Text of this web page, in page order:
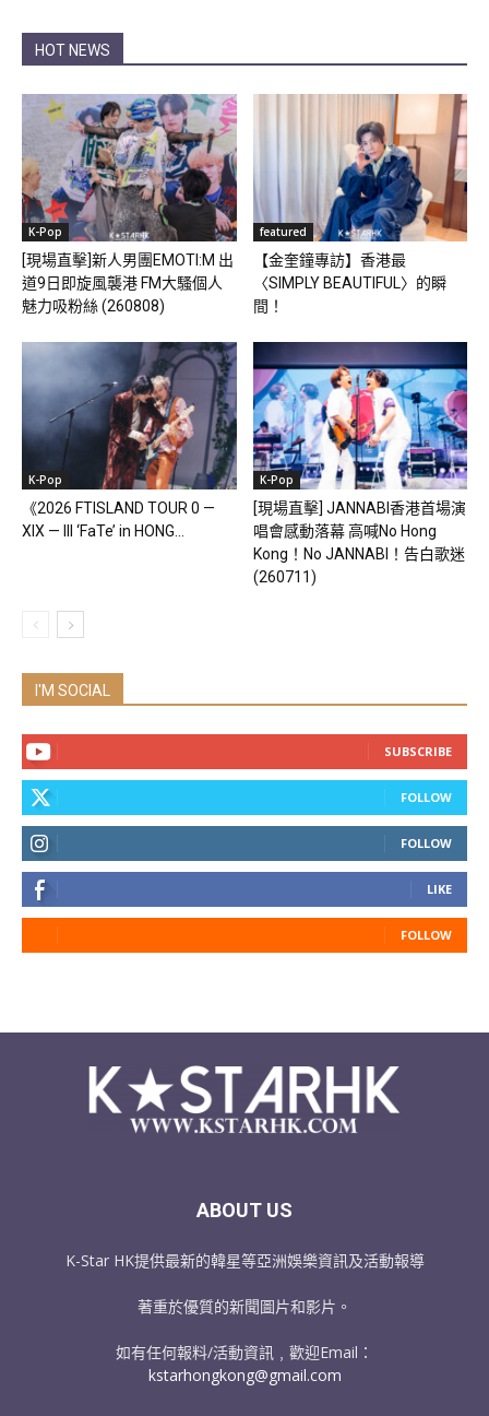
HOT NEWS
K-Pop
[現場直擊]新人男團EMOTI:M 出
道9日即旋風襲港 FM大騷個人
魅力吸粉絲 (260808)
featured
【金奎鐘專訪】香港最
〈SIMPLY BEAUTIFUL〉的瞬
間！
K-Pop
《2026 FTISLAND TOUR 0 —
XIX — III ‘FaTe’ in HONG...
K-Pop
[現場直擊] JANNABI香港首場演
唱會感動落幕 高喊No Hong
Kong！No JANNABI！告白歌迷
(260711)
I'M SOCIAL
SUBSCRIBE
FOLLOW
FOLLOW
LIKE
FOLLOW
ABOUT US
K-Star HK提供最新的韓星等亞洲娛樂資訊及活動報導
著重於優質的新聞圖片和影片。
如有任何報料/活動資訊﹐歡迎Email：
kstarhongkong@gmail.com